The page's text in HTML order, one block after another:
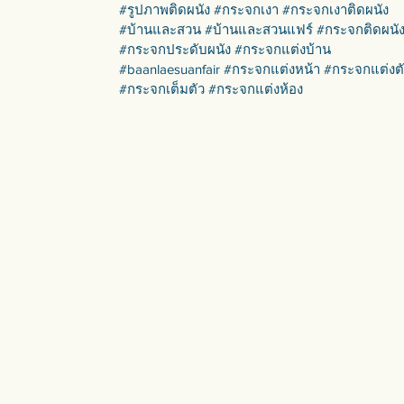
#รูปภาพติดผนัง #กระจกเงา #กระจกเงาติดผนัง
#บ้านและสวน #บ้านและสวนแฟร์ #กระจกติดผนัง
#กระจกประดับผนัง #กระจกแต่งบ้าน
#baanlaesuanfair #กระจกแต่งหน้า #กระจกแต่ง
#กระจกเต็มตัว #กระจกแต่งห้อง